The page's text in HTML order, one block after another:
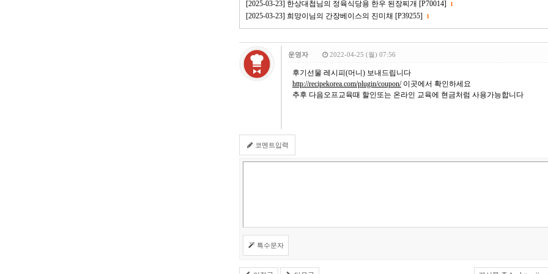
[2025-03-23] 한상대첩님의 정육식당용 한우 된장찌개 [P70014] 1
[2025-03-23] 희망이님의 간장베이스의 진미채 [P39255] 1
운영자 2022-04-25 (월) 07:56
후기선물 레시피(머니) 보내드립니다
http://recipekorea.com/plugin/coupon/이곳에서 확인하세요
추후 다음오프교육때 할인또는 온라인 교육에 현금처럼 사용가능합니다
코멘트입력
특수문자